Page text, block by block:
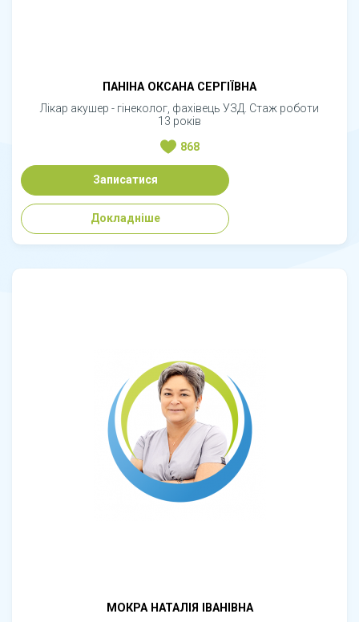
ПАНІНА ОКСАНА СЕРГІЇВНА
Лікар акушер - гінеколог, фахівець УЗД. Стаж роботи
13 років
868
Записатися
Докладніше
МОКРА НАТАЛІЯ ІВАНІВНА